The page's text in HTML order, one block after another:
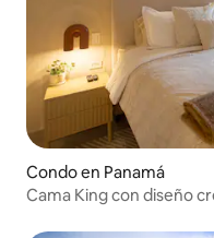
Condo en Panamá
Cama King con diseño